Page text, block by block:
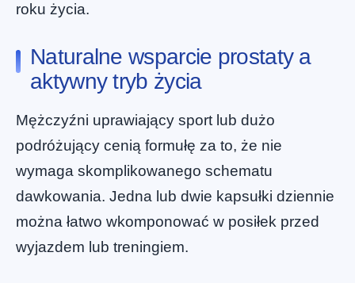
roku życia.
Naturalne wsparcie prostaty a
aktywny tryb życia
Mężczyźni uprawiający sport lub dużo
podróżujący cenią formułę za to, że nie
wymaga skomplikowanego schematu
dawkowania. Jedna lub dwie kapsułki dziennie
można łatwo wkomponować w posiłek przed
wyjazdem lub treningiem.